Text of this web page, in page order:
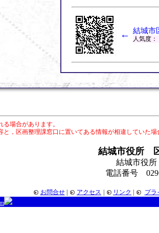
← 結城市
人気度：
場合があります。
と，区画整理課窓口に置いてある情報が相違していた
結城市役所
結城市役
電話番号
お問合せ アクセス リンク
プラ